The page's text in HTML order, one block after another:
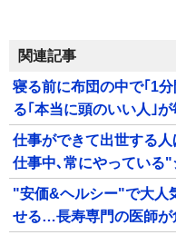
関連記事
寝る前に布団の中で｢1
る｢本当に頭のいい人｣
仕事ができて出世する
仕事中､常にやっている
"安価&ヘルシー"で大人
せる…長寿専門の医師が